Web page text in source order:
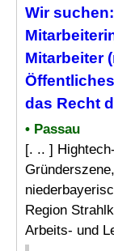
Wir
Mitarbeiter
Öffentliches
das Recht
• Passau
[. .. ]
Region
Arbeits- und